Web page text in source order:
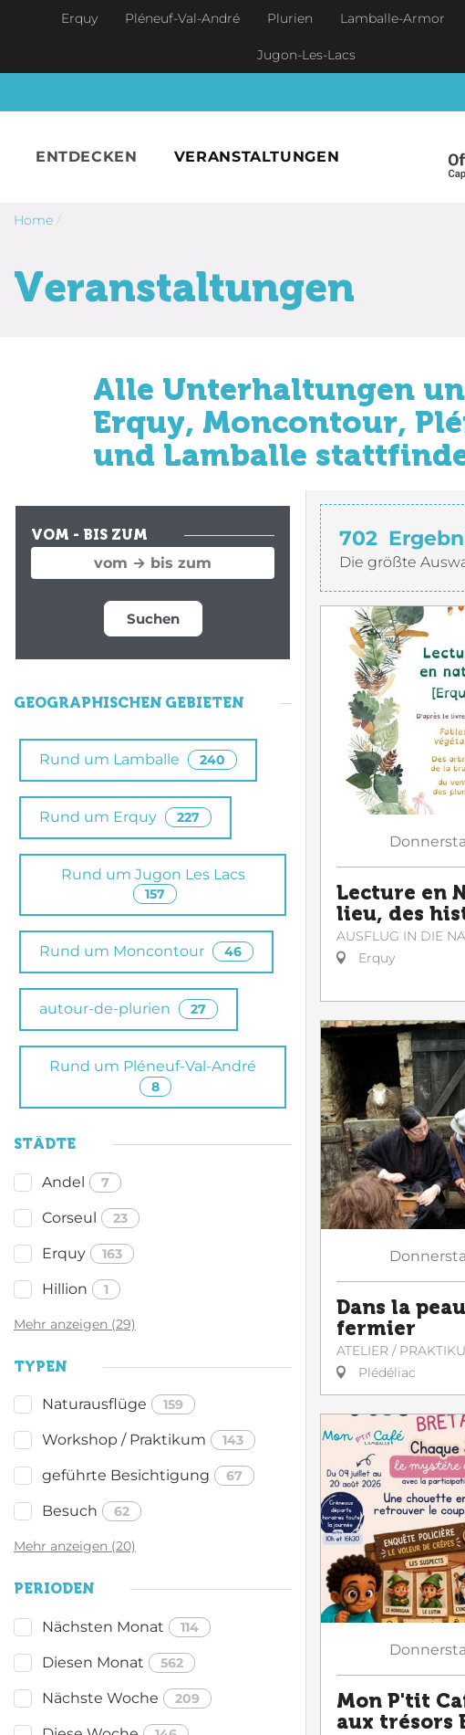
Skip to main content
Erquy Pléneuf-Val-André Plurien Lamballe-Armor
Jugon-Les-Lacs
ENTDECKEN VERANSTALTUNGEN
Home /
Veranstaltungen
Alle Unterhaltungen
Erquy, Moncontour,
und Lamballe
VOM - BIS ZUM
Suchen
GEOGRAPHISCHEN GEBIETEN
Rund um Lamballe 240
Rund um Erquy 227
Rund um Jugon Les Lacs
157
Rund um Moncontour 46
autour-de-plurien 27
Rund um Pléneuf-Val-André
8
STÄDTE
Andel 7
Corseul 23
Erquy 163
Hillion 1
Mehr anzeigen (29)
TYPEN
Naturausflüge 159
Workshop / Praktikum 143
geführte Besichtigung 67
Besuch 62
Mehr anzeigen (20)
PERIODEN
Nächsten Monat 114
Diesen Monat 562
Nächste Woche 209
702
Die größte
Lecture en
lieu, des
AUSFLUG IN DIE
Erquy
Dans la
fermier
ATELIER /
Plédéliac
Mon P'tit
aux trésors